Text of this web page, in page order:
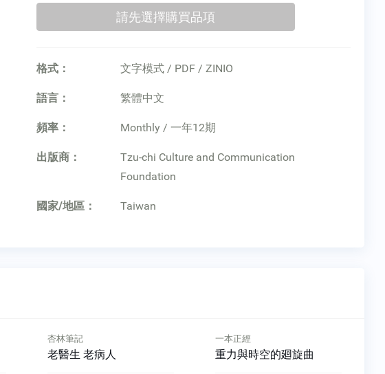
格式： 文字模式 / PDF / ZINIO
語言： 繁體中文
頻率： Monthly / 一年12期
出版商：
Tzu-chi Culture and Communication
Foundation
國家/地區： Taiwan
杏林筆記
老醫生 老病人
一本正經
重力與時空的廻旋曲